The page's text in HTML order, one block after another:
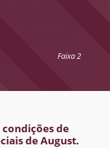
Faixa 2
condições de
de August.